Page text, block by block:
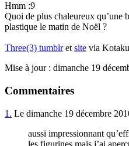
Hmm :9
Quoi de plus chaleureux qu’une
plastique le matin de Noël ?
Three(3) tumblret site via
Mise à jour : dimanche 19
Commentaires
1. Le dimanche 19 décembre
aussi impressionnant
les figurines mais j’ai